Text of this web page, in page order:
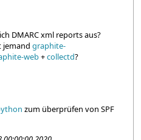
DMARC xml reports aus?
jemandgraphite-
web+collectd?
zum überprüfen von SPF